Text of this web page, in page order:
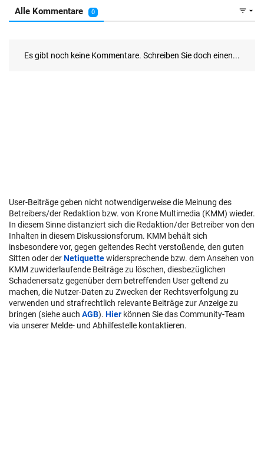
User-Beiträge geben nicht notwendigerweise die Meinung des
Betreibers/der Redaktion bzw. von Krone Multimedia (KMM) wieder.
In diesem Sinne distanziert sich die Redaktion/der Betreiber von den
Inhalten in diesem Diskussionsforum. KMM behält sich
insbesondere vor, gegen geltendes Recht verstoßende, den guten
Sitten oder derNetiquettewidersprechende bzw. dem Ansehen von
KMM zuwiderlaufende Beiträge zu löschen, diesbezüglichen
Schadenersatz gegenüber dem betreffenden User geltend zu
machen, die Nutzer-Daten zu Zwecken der Rechtsverfolgung zu
verwenden und strafrechtlich relevante Beiträge zur Anzeige zu
bringen (siehe auch AGB). Hier können Sie das Community-Team
via unserer Melde- und Abhilfestelle kontaktieren.